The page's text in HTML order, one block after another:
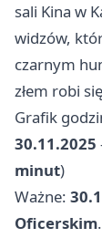
sali Kina w
widzów,
czarnym
złem robi
Grafik
30.11.2025
minut)
Ważne:
Oficerskim.